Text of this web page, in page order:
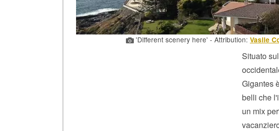
'Different scenery here' - Attribution: Vasile
Situato
Gigantes
belli che
un mix